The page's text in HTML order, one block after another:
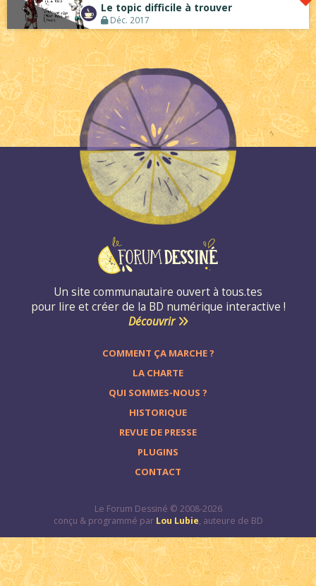
Le topic difficile à trouver
Déc. 2017
Un site communautaire ouvert à tous.tes
pour lire et créer de la BD numérique interactive !
Découvrir
COMMENT ÇA MARCHE ?
LA CHARTE
QUI SOMMES-NOUS ?
HISTORIQUE
REVUE DE PRESSE
PLUGINS
CONTACT
Le Forum Dessiné © 2008-2026
conçu & programmé par Lou Lubie, auteure de BD